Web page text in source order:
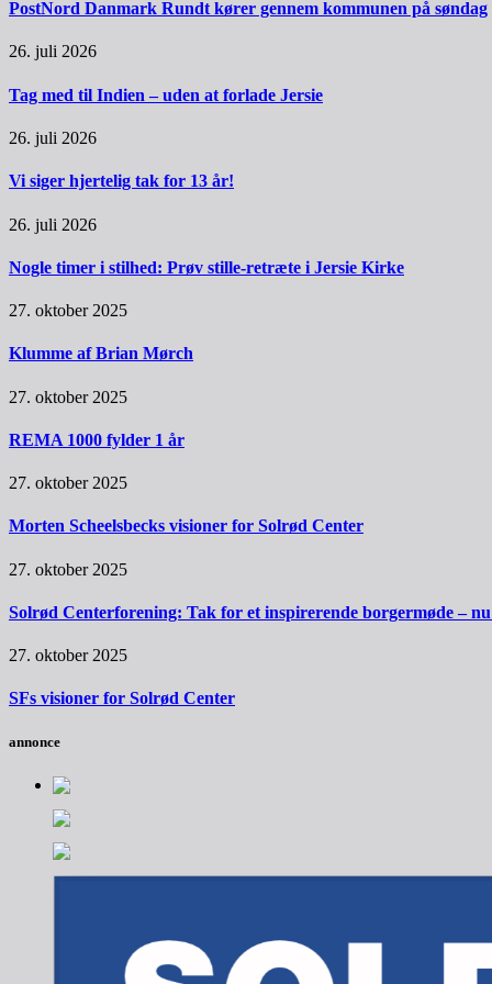
PostNord Danmark Rundt kører gennem kommunen på søndag
26. juli 2026
Tag med til Indien – uden at forlade Jersie
26. juli 2026
Vi siger hjertelig tak for 13 år!
26. juli 2026
Nogle timer i stilhed: Prøv stille-retræte i Jersie Kirke
27. oktober 2025
Klumme af Brian Mørch
27. oktober 2025
REMA 1000 fylder 1 år
27. oktober 2025
Morten Scheelsbecks visioner for Solrød Center
27. oktober 2025
Solrød Centerforening: Tak for et inspirerende borgermøde –
27. oktober 2025
SFs visioner for Solrød Center
annonce